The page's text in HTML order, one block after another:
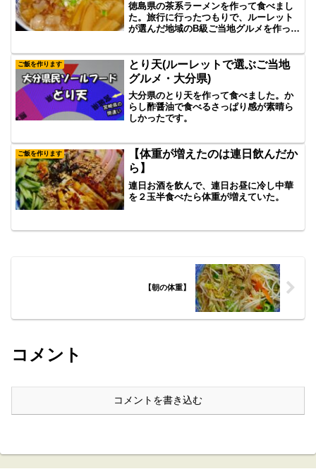
徳島県の茶系ラーメンを作って食べまし
た。旅行に行ったつもりで、ルーレット
が選んだ地域のB級ご当地グルメを作って
がかかります。
ご飯を作ります
とり天(ルーレットで選ぶご当地
グルメ・大分県)
大分県のとり天を作って食べました。か
らし酢醤油で食べるさっぱり感が素晴ら
しかったです。
ご飯を作ります
【体重が増えたのは連日飲んだか
ら】
連日お酒を飲んで、連日お昼に冷し中華
を２玉半食べたら体重が増えていた。
【朝の体重】
コメント
コメントを書き込む